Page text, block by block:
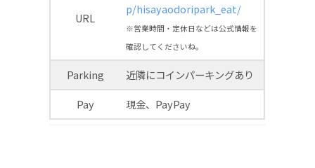
URL
p/hisayaodoripark_eat/
※営業時間・定休日などは公式情報を
確認してくださいね。
Parking
近隣にコインパーキングあり
Pay
現金、PayPay